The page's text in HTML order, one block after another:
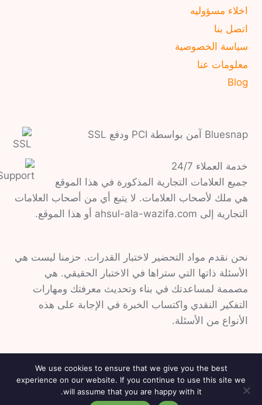
اخلاء مسؤوليه
اتصل بنا
سياسة الخصوصية
معلومات عنا
Blog
Bluesnap آمن بواسطة PCI ودفع SSL
خدمة العملاء 24/7
جميع العلامات التجارية المذكورة في هذا الموقع
هي ملك لأصحاب العلامات. لا يتبع أي من أصحاب العلامات
التجارية إلى ahsul-ala-wazifa.com أو هذا الموقع.
نحن نقدم مواد التحضير لاختبار القدرات. حزمنا ليست هي
الأسئلة ذاتها التي ستراها في الاختبار الحقيقي. هي
مصممة لمساعدتك في بناء وتحديث معرفتك ومهارات
التفكير النقدي واكتساب الخبرة في الإجابة على هذه
الأنواع من الأسئلة.
© 2026 Ahsul Ala Wazifa
We use cookies to ensure that we give you the best
experience on our website. If you continue to use this site we
will assume that you are happy with it.